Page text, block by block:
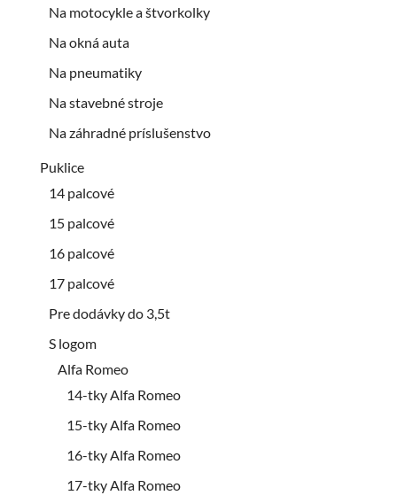
Na motocykle a štvorkolky
Na okná auta
Na pneumatiky
Na stavebné stroje
Na záhradné príslušenstvo
Puklice
14 palcové
15 palcové
16 palcové
17 palcové
Pre dodávky do 3,5t
S logom
Alfa Romeo
14-tky Alfa Romeo
15-tky Alfa Romeo
16-tky Alfa Romeo
17-tky Alfa Romeo